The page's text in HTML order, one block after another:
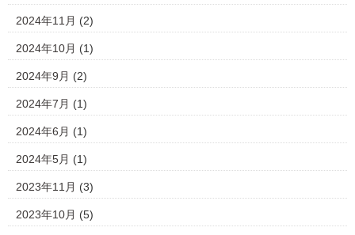
2024年11月 (2)
2024年10月 (1)
2024年9月 (2)
2024年7月 (1)
2024年6月 (1)
2024年5月 (1)
2023年11月 (3)
2023年10月 (5)